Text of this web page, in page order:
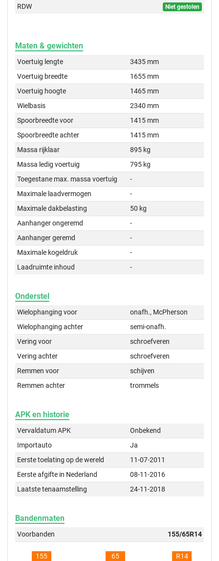
RDW Niet gestolen
Maten & gewichten
Voertuig lengte
3435 mm
Voertuig breedte
1655 mm
Voertuig hoogte
1465 mm
Wielbasis
2340 mm
Spoorbreedte voor
1415 mm
Spoorbreedte achter
1415 mm
Massa rijklaar
895 kg
Massa ledig voertuig
795 kg
Toegestane max. massa voertuig
-
Maximale laadvermogen
-
Maximale dakbelasting
50 kg
Aanhanger ongeremd
-
Aanhanger geremd
-
Maximale kogeldruk
-
Laadruimte inhoud
-
Onderstel
Wielophanging voor
onafh., McPherson
Wielophanging achter
semi-onafh.
Vering voor
schroefveren
Vering achter
schroefveren
Remmen voor
schijven
Remmen achter
trommels
APK en historie
Vervaldatum APK
Onbekend
Importauto
Ja
Eerste toelating op de wereld
11-07-2011
Eerste afgifte in Nederland
08-11-2016
Laatste tenaamstelling
24-11-2018
Bandenmaten
Voorbanden 155/65R14
155 65 R14